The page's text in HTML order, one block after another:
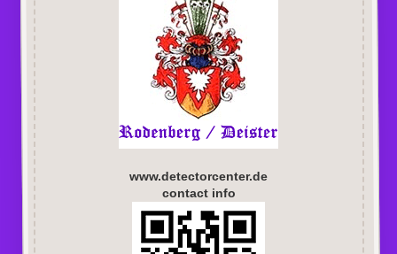
www.detectorcenter.de
contact info